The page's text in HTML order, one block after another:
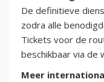
De definitieve
zodra alle
Tickets voor de
beschikbaar via de
Meer